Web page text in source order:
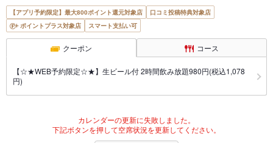
【アプリ予約限定】最大800ポイント還元対象店
口コミ投稿特典対象店
ポイントプラス対象店
スマート支払い可
クーポン コース
【☆★WEB予約限定☆★】生ビール付 2時間飲み放題980円(税込1,078
円)
カレンダーの更新に失敗しました。
下記ボタンを押して空席状況を更新してください。